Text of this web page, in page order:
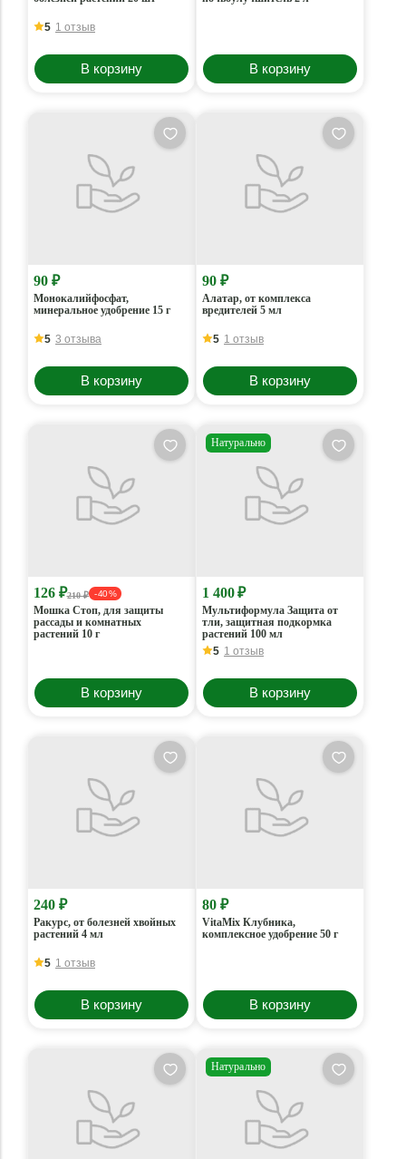
5 1 отзыв
В корзину В корзину
90 ₽
Монокалийфосфат,
минеральное удобрение 15 г
5 3 отзыва
В корзину
90 ₽
Алатар, от комплекса
вредителей 5 мл
5 1 отзыв
В корзину
126 ₽210 ₽ - 40 %
Мошка Стоп, для защиты
рассады и комнатных
растений 10 г
В корзину
Натурально
1 400 ₽
Мультиформула Защита от
тли, защитная подкормка
растений 100 мл
5 1 отзыв
В корзину
240 ₽
Ракурс, от болезней хвойных
растений 4 мл
5 1 отзыв
В корзину
80 ₽
VitaMix Клубника,
комплексное удобрение 50 г
В корзину
Натурально